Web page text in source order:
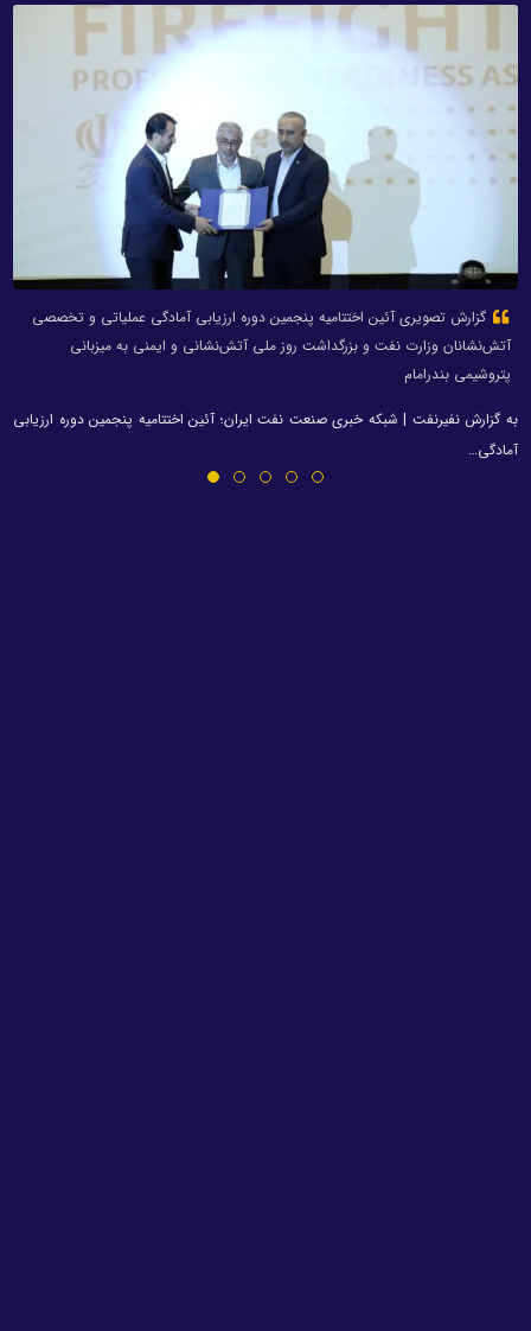
گزارش تصویری آئین اختتامیه پنجمین دوره ارزیابی آمادگی عملیاتی و تخصصی
آتش‌نشانان وزارت نفت و بزرگداشت روز ملی آتش‌نشانی و ایمنی به میزبانی
پتروشیمی بندرامام
به گزارش نفیرنفت | شبکه خبری صنعت نفت ایران؛ آئین اختتامیه پنجمین دوره ارزیابی
آمادگی…